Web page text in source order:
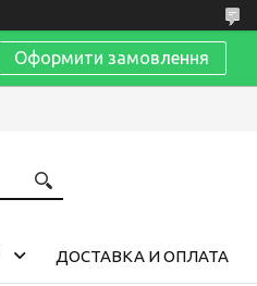
Оформити замовлення
ДОСТАВКА И ОПЛАТА